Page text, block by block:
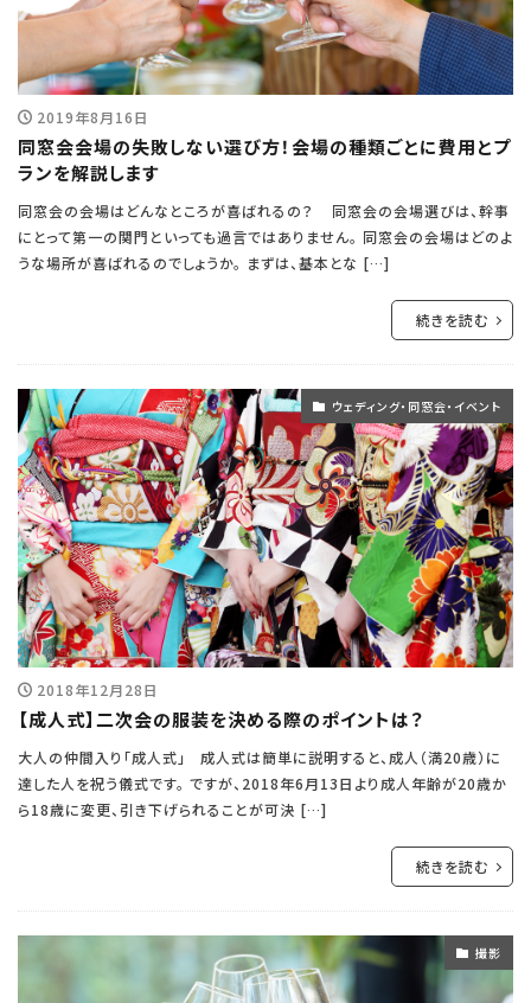
2019年8月16日
同窓会会場の失敗しない選び方！会場の種類ごとに費用とプ
ランを解説します
同窓会の会場はどんなところが喜ばれるの？ 同窓会の会場選びは、幹事
にとって第一の関門といっても過言ではありません。 同窓会の会場はどのよ
うな場所が喜ばれるのでしょうか。 まずは、基本とな […]
続きを読む
ウェディング・同窓会・イベント
2018年12月28日
【成人式】二次会の服装を決める際のポイントは？
大人の仲間入り「成人式」 成人式は簡単に説明すると、成人（満20歳）に
達した人を祝う儀式です。 ですが、2018年6月13日より成人年齢が20歳か
ら18歳に変更、引き下げられることが可決 […]
続きを読む
撮影